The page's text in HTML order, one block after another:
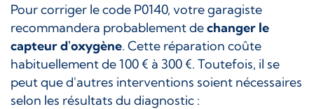
Pour corriger le code P0140, votre garagiste
recommandera probablement dechanger le
capteur d'oxygène. Cette réparation coûte
habituellement de 100 € à 300 €. Toutefois, il se
peut que d'autres interventions soient nécessaires
selon les résultats du diagnostic :